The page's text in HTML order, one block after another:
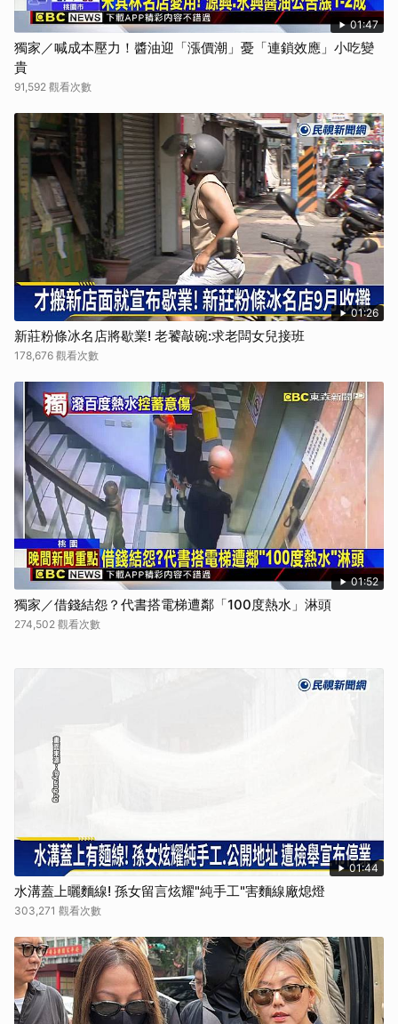
01:47
獨家／喊成本壓力！醬油迎「漲價潮」憂「連鎖效應」小吃變
貴
91,592 觀看次數
01:26
新莊粉條冰名店將歇業! 老饕敲碗:求老闆女兒接班
178,676 觀看次數
01:52
獨家／借錢結怨？代書搭電梯遭鄰「100度熱水」淋頭
274,502 觀看次數
01:44
水溝蓋上曬麵線! 孫女留言炫耀"純手工"害麵線廠熄燈
303,271 觀看次數